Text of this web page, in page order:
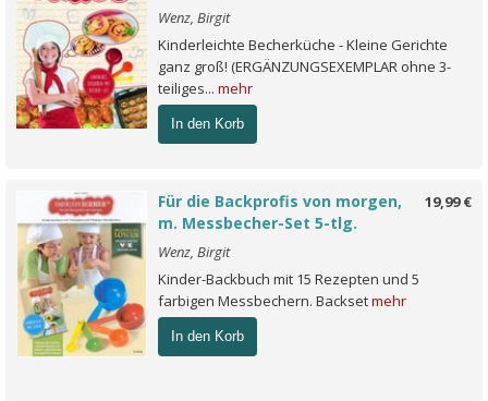
Wenz, Birgit
Kinderleichte Becherküche - Kleine Gerichte
ganz groß! (ERGÄNZUNGSEXEMPLAR ohne 3-
teiliges... mehr
In den Korb
19,99 €
Für die Backprofis von morgen,
m. Messbecher-Set 5-tlg.
Wenz, Birgit
Kinder-Backbuch mit 15 Rezepten und 5
farbigen Messbechern. Backsetmehr
In den Korb